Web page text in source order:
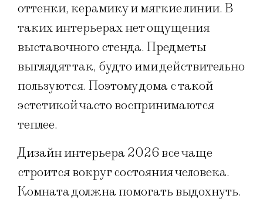
оттенки, керамику и мягкие линии. В
таких интерьерах нет ощущения
выставочного стенда. Предметы
выглядят так, будто ими действительно
пользуются. Поэтому дома с такой
эстетикой часто воспринимаются
теплее.
Дизайн интерьера 2026 все чаще
строится вокруг состояния человека.
Комната должна помогать выдохнуть.